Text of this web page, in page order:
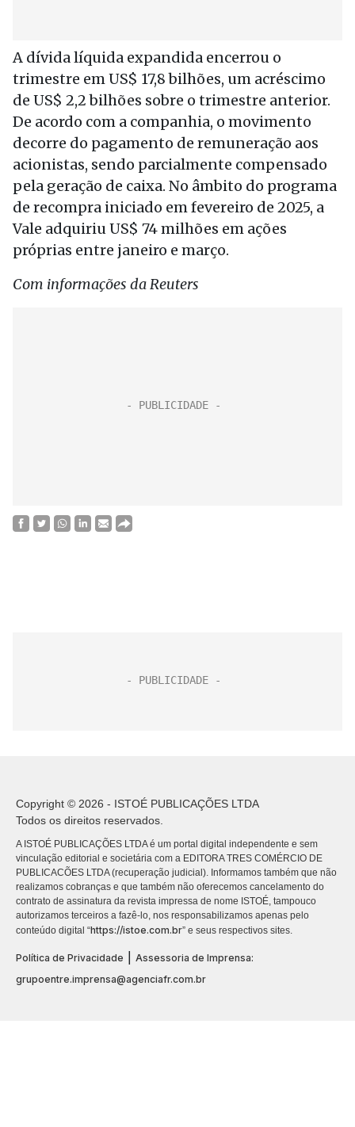
A dívida líquida expandida encerrou o
trimestre em US$ 17,8 bilhões, um acréscimo
de US$ 2,2 bilhões sobre o trimestre anterior.
De acordo com a companhia, o movimento
decorre do pagamento de remuneração aos
acionistas, sendo parcialmente compensado
pela geração de caixa. No âmbito do programa
de recompra iniciado em fevereiro de 2025, a
Vale adquiriu US$ 74 milhões em ações
próprias entre janeiro e março.
Com informações da Reuters
Copyright © 2026 - ISTOÉ PUBLICAÇÕES LTDA
Todos os direitos reservados.
A ISTOÉ PUBLICAÇÕES LTDA é um portal digital independente e sem
vinculação editorial e societária com a EDITORA TRES COMÉRCIO DE
PUBLICACÕES LTDA (recuperação judicial). Informamos também que não
realizamos cobranças e que também não oferecemos cancelamento do
contrato de assinatura da revista impressa de nome ISTOÉ, tampouco
autorizamos terceiros a fazê-lo, nos responsabilizamos apenas pelo
conteúdo digital “https://istoe.com.br” e seus respectivos sites.
Política de Privacidade
Assessoria de Imprensa:
grupoentre.imprensa@agenciafr.com.br